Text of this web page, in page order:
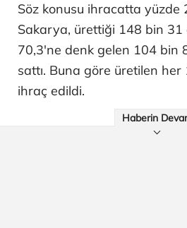
Söz konusu ihracatta yüzde
Sakarya, ürettiği 148 bin 31
70,3'ne denk gelen 104 bin
sattı. Buna göre üretilen
ihraç edildi.
Haberin